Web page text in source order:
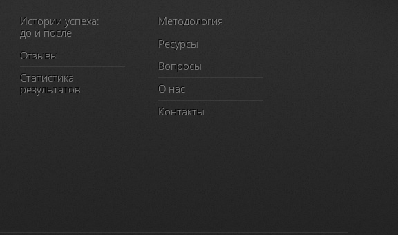
Истории успеха:
до и после
Отзывы
Статистика
результатов
Методология
Ресурсы
Вопросы
O нас
Контакты